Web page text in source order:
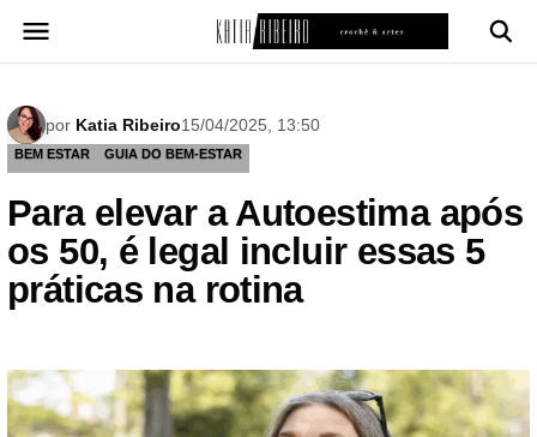
para
por Katia Ribeiro15/04/2025, 13:50
BEM ESTAR GUIA DO BEM-ESTAR
Para elevar a Autoestima após
os 50, é legal incluir essas 5
práticas na rotina